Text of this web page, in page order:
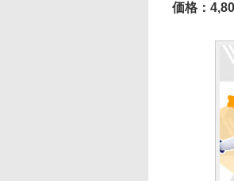
価格：